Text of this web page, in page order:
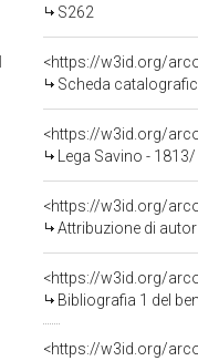
S262
<https://w3id.org/
Scheda
<https://w3id.org/
Lega Savino -
<https://w3id.org/
Attribuzione di
<https://w3id.org/
Bibliografia 1 del
<https://w3id.org/